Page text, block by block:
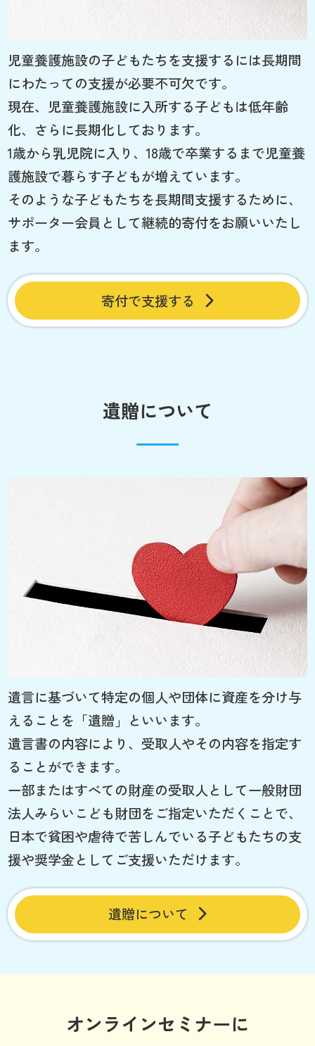
児童養護施設の子どもたちを支援するには長期間
にわたっての支援が必要不可欠です。
現在、児童養護施設に入所する子どもは低年齢
化、さらに長期化しております。
1歳から乳児院に入り、18歳で卒業するまで児童養
護施設で暮らす子どもが増えています。
そのような子どもたちを長期間支援するために、
サポーター会員として継続的寄付をお願いいたし
ます。
寄付で支援する
遺贈について
遺言に基づいて特定の個人や団体に資産を分け与
えることを「遺贈」といいます。
遺言書の内容により、受取人やその内容を指定す
ることができます。
一部またはすべての財産の受取人として一般財団
法人みらいこども財団をご指定いただくことで、
日本で貧困や虐待で苦しんでいる子どもたちの支
援や奨学金としてご支援いただけます。
遺贈について
オンラインセミナーに